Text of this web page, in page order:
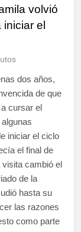
volvió
iniciar el
dos años,
de que
cursar el
iniciar el ciclo
el final de
cambió el
de la
hasta su
las razones
como parte